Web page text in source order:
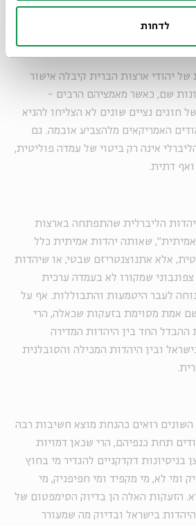
לדחות
מאליו.
של יהודי ארצות הברית קיבלה אישור
שם, כאשר מאמציהם הרבים -
חוגים נציים שונים לא הצליחו להניא
האמריקאים מלהצביע אובמה. גם
אינה רק ביטוי של עמדה פוליטית,
דתית.
הליברלית שהתפתחה בארצות
שאותה יהדות אמיתית כלל
אלא אתנוצנטריזם שבטי, או שיהדות
שמקורו לא בעמדה ערכית
לעבר היטמעות והתבוללות. אף על
אמת מסוימת בזעקות שכאלה, הרי
ההבדל החד בין היהדות המדירה
ובין היהדות המכילה והסובלנית
השונים רואים כהנחת מוצא חשיבות רבה
תחת כנפיהם, הרי שכאן דמויות
בניסיונות דקדקניים להגדיר מי בחוץ
ומי לא, מי מקפיד ומי חפיפניק, מי
הזעקות האלה הן בדיוק הסימפטום של
בישראל ובדיוק מה שמעורר